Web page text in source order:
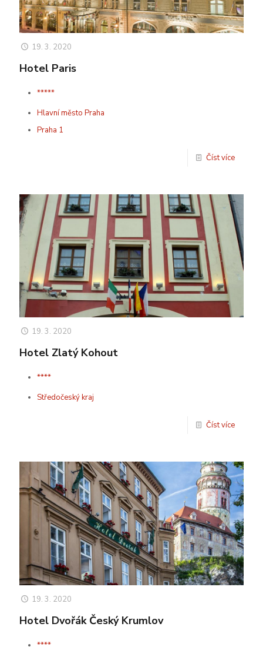
19. 3. 2020
Hotel Paris
*****
Hlavní město Praha
Praha 1
Číst více
19. 3. 2020
Hotel Zlatý Kohout
****
Středočeský kraj
Číst více
19. 3. 2020
Hotel Dvořák Český Krumlov
****